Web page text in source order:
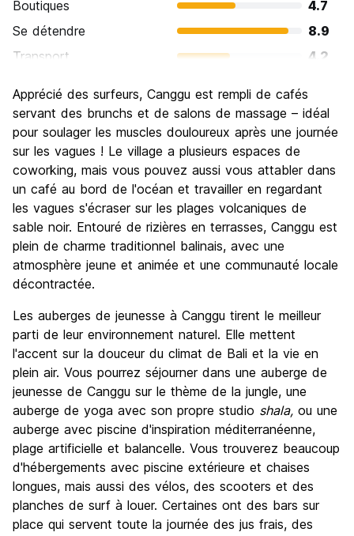
Boutiques
4.7
Se détendre
8.9
Transport
4.2
Culture
6.0
Sortir le soir / faire la fête
6.4
Bonnes affaires
Apprécié des surfeurs, Canggu est rempli de cafés
servant des brunchs et de salons de massage – idéal
pour soulager les muscles douloureux après une journée
sur les vagues ! Le village a plusieurs espaces de
coworking, mais vous pouvez aussi vous attabler dans
un café au bord de l'océan et travailler en regardant
les vagues s'écraser sur les plages volcaniques de
sable noir. Entouré de rizières en terrasses, Canggu est
plein de charme traditionnel balinais, avec une
atmosphère jeune et animée et une communauté locale
décontractée.
Les auberges de jeunesse à Canggu tirent le meilleur
parti de leur environnement naturel. Elle mettent
l'accent sur la douceur du climat de Bali et la vie en
plein air. Vous pourrez séjourner dans une auberge de
jeunesse de Canggu sur le thème de la jungle, une
auberge de yoga avec son propre studio shala, ou une
auberge avec piscine d'inspiration méditerranéenne,
plage artificielle et balancelle. Vous trouverez beaucoup
d'hébergements avec piscine extérieure et chaises
longues, mais aussi des vélos, des scooters et des
planches de surf à louer. Certaines ont des bars sur
place qui servent toute la journée des jus frais, des